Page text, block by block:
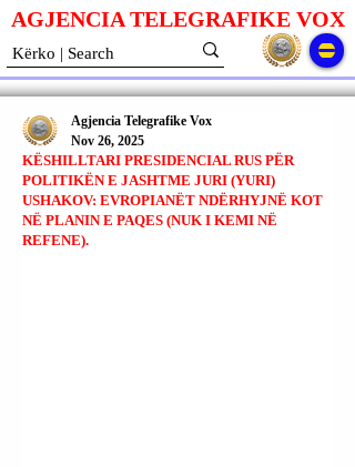
AGJENCIA TELEGRAFIKE VOX
KËSHILLTARI PRESIDENCIAL RUS PËR
POLITIKËN E JASHTME JURI (YURI)
USHAKOV: EVROPIANËT NDËRHYJNË KOT
NË PLANIN E PAQES (NUK I KEMI NË
REFENE).
Agjencia Telegrafike Vox
Nov 26, 2025